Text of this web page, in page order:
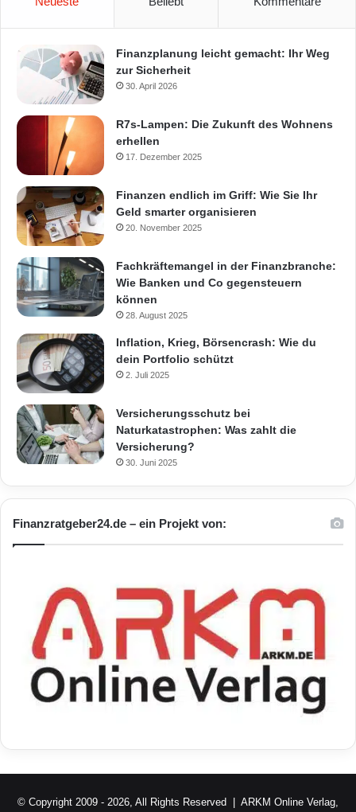
Finanzplanung leicht gemacht: Ihr Weg
zur Sicherheit
30. April 2026
R7s-Lampen: Die Zukunft des Wohnens
erhellen
17. Dezember 2025
Finanzen endlich im Griff: Wie Sie Ihr
Geld smarter organisieren
20. November 2025
Fachkräftemangel in der Finanzbranche:
Wie Banken und Co gegensteuern
können
28. August 2025
Inflation, Krieg, Börsencrash: Wie du
dein Portfolio schützt
2. Juli 2025
Versicherungsschutz bei
Naturkatastrophen: Was zahlt die
Versicherung?
30. Juni 2025
Finanzratgeber24.de – ein Projekt von:
© Copyright 2009 - 2026, All Rights Reserved | ARKM Online Verlag,